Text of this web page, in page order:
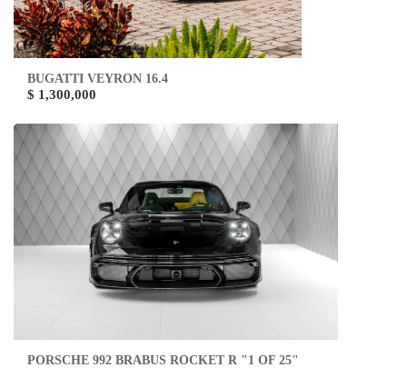
BUGATTI VEYRON 16.4
$ 1,300,000
PORSCHE 992 BRABUS ROCKET R "1 OF 25"